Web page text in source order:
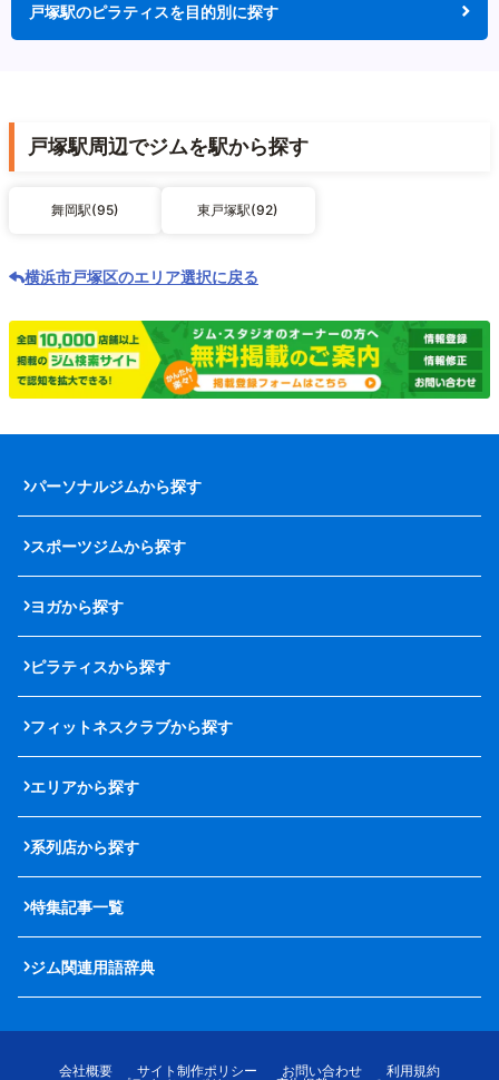
戸塚駅のピラティスを目的別に探す
戸塚駅周辺でジムを駅から探す
舞岡駅(95) 東戸塚駅(92)
横浜市戸塚区のエリア選択に戻る
パーソナルジムから探す
スポーツジムから探す
ヨガから探す
ピラティスから探す
フィットネスクラブから探す
エリアから探す
系列店から探す
特集記事一覧
ジム関連用語辞典
会社概要 サイト制作ポリシー お問い合わせ
利用規約